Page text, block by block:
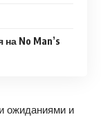
No Man’s
ожиданиями и